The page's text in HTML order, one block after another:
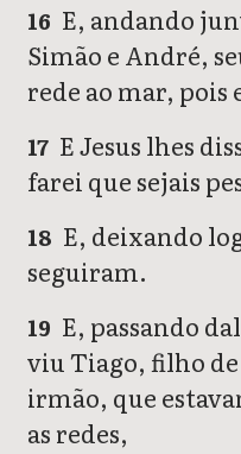
16 E, andando
Simão e André,
rede ao mar, pois
17 E Jesus lhes
farei que sejais
18 E, deixando
seguiram.
19 E, passando
viu Tiago, filho de
irmão, que
as redes,